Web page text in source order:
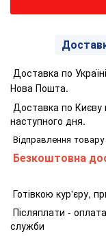
Доставка по
Нова Пошта.
Доставка по Києву
наступного дня.
Відправлення
Безкоштовна
Готівкою кур'єру,
Післяплати -
служби